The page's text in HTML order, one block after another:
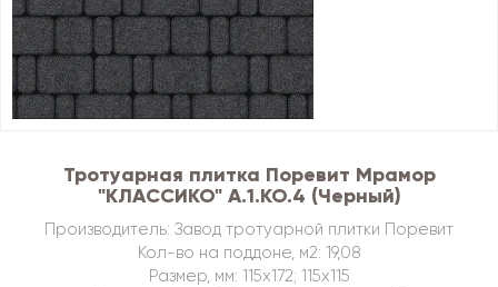
Тротуарная плитка Поревит Мрамор
"КЛАССИКО" А.1.КО.4 (Черный)
Производитель: Завод тротуарной плитки Поревит
Кол-во на поддоне, м2: 19,08
Размер, мм: 115х172; 115х115